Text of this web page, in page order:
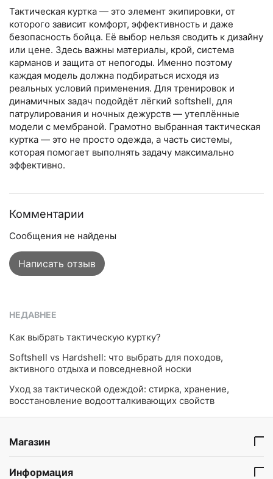
Тактическая куртка — это элемент экипировки, от
которого зависит комфорт, эффективность и даже
безопасность бойца. Её выбор нельзя сводить к дизайну
или цене. Здесь важны материалы, крой, система
карманов и защита от непогоды. Именно поэтому
каждая модель должна подбираться исходя из
реальных условий применения. Для тренировок и
динамичных задач подойдёт лёгкий softshell, для
патрулирования и ночных дежурств — утеплённые
модели с мембраной. Грамотно выбранная тактическая
куртка — это не просто одежда, а часть системы,
которая помогает выполнять задачу максимально
эффективно.
Комментарии
Сообщения не найдены
Написать отзыв
НЕДАВНЕЕ
​Как выбрать тактическую куртку?
Softshell vs Hardshell: что выбрать для походов,
активного отдыха и повседневной носки
Уход за тактической одеждой: стирка, хранение,
восстановление водоотталкивающих свойств
Магазин
Информация